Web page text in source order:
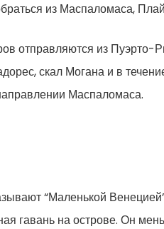
из Маспаломаса,
отправляются из
скал Могана и в
Маспаломаса.
“Маленькой
гавань на острове. Он